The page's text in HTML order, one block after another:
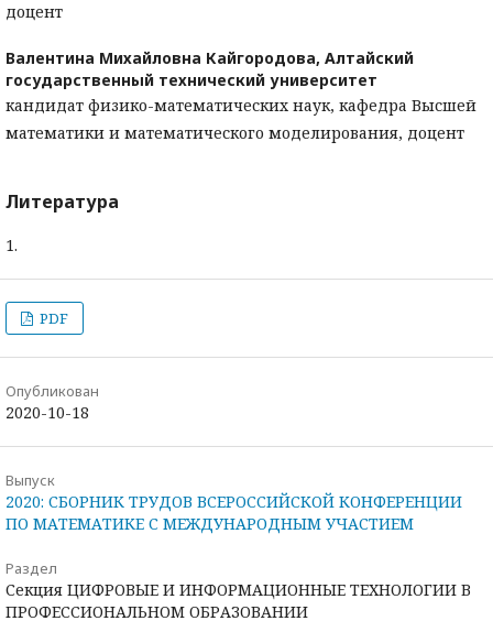
доцент
Валентина Михайловна Кайгородова, Алтайский
государственный технический университет
кандидат физико-математических наук, кафедра Высшей
математики и математического моделирования, доцент
Литература
1.
PDF
Опубликован
2020-10-18
Выпуск
2020: СБОРНИК ТРУДОВ ВСЕРОССИЙСКОЙ КОНФЕРЕНЦИИ
ПО МАТЕМАТИКЕ С МЕЖДУНАРОДНЫМ УЧАСТИЕМ
Раздел
Секция ЦИФРОВЫЕ И ИНФОРМАЦИОННЫЕ ТЕХНОЛОГИИ В
ПРОФЕССИОНАЛЬНОМ ОБРАЗОВАНИИ